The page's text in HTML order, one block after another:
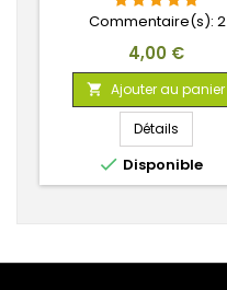
Commentaire(s): 2
Prix
4,00 €
 Ajouter au panier
Détails
 Disponible